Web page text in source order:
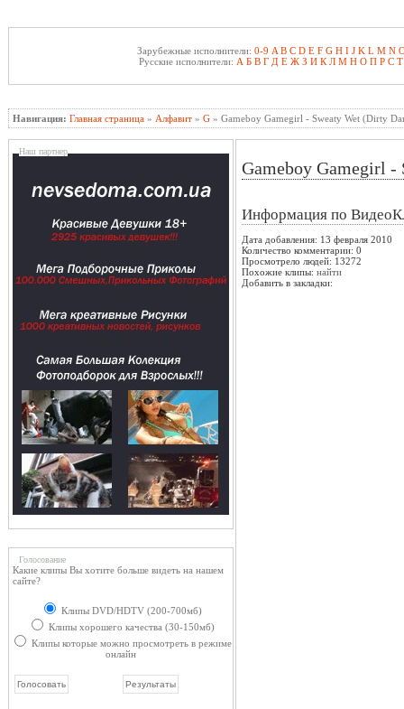
Зарубежные исполнители: 0-9 A B C D E F G H I J K L M N
Русские исполнители: А Б В Г Д Е Ж З И К Л М Н О П Р С Т
Навигация: Главная страница » Алфавит » G » Gameboy Gamegirl - Sweaty Wet (Dirty
Наш партнер
Голосование
Какие клипы Вы хотите больше видеть на нашем
сайте?
Клипы DVD/HDTV (200-700мб)
Клипы хорошего качества (30-150мб)
Клипы которые можно просмотреть в режиме
онлайн
Gameboy Gamegirl
Информация по
Дата добавления: 13 февраля 2010
Количество комментарии: 0
Просмотрело людей: 13272
Похожие клипы: найти
Добавить в закладки: